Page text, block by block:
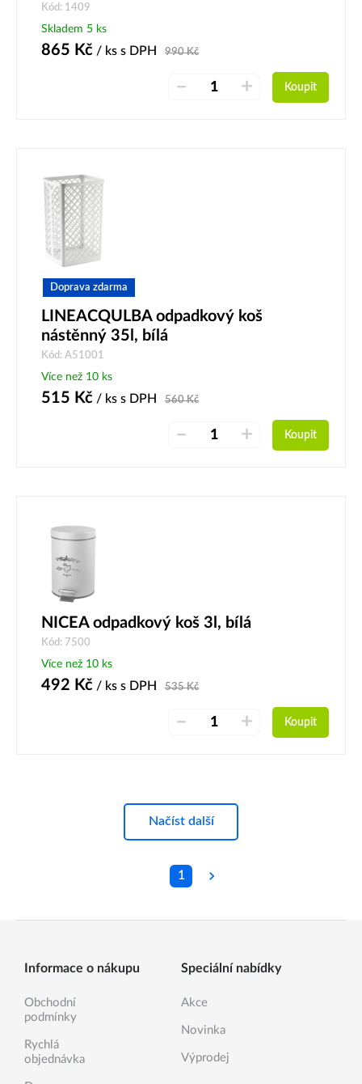
Kód: 1409
Skladem 5 ks
865 Kč / ks s DPH 990Kč
– + Koupit
Doprava zdarma
LINEACQULBA odpadkový koš
nástěnný 35l, bílá
Kód: A51001
Více než 10 ks
515 Kč / ks s DPH 560Kč
– + Koupit
NICEA odpadkový koš 3l, bílá
Kód: 7500
Více než 10 ks
492 Kč / ks s DPH 535Kč
– + Koupit
Načíst další
1
Informace o nákupu
Obchodní
podmínky
Rychlá
objednávka
Speciální nabídky
Akce
Novinka
Výprodej